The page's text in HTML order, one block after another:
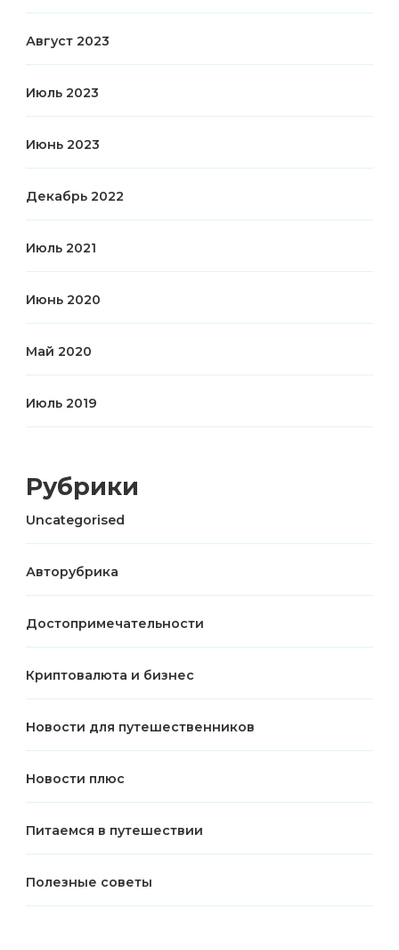
Август 2023
Июль 2023
Июнь 2023
Декабрь 2022
Июль 2021
Июнь 2020
Май 2020
Июль 2019
Рубрики
Uncategorised
Авторубрика
Достопримечательности
Криптовалюта и бизнес
Новости для путешественников
Новости плюс
Питаемся в путешествии
Полезные советы